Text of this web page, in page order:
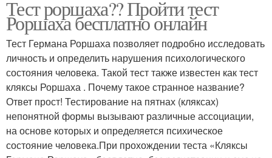
Тест роршаха?? Пройти тест
Роршаха бесплатно онлайн
Тест Германа Роршаха позволяет подробно исследовать
личность и определить нарушения психологического
состояния человека. Такой тест также известен как тест
кляксы Роршаха . Почему такое странное название?
Ответ прост! Тестирование на пятнах (кляксах)
непонятной формы вызывают различные ассоциации,
на основе которых и определяется психическое
состояние человека.При прохождении теста «Кляксы